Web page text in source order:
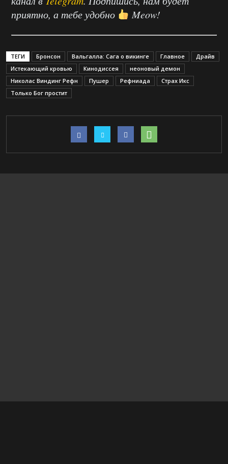
приятно, а тебе удобно
Meow!
ТЕГИ Бронсон Вальгалла: Сага о викинге Главное
Драйв
Истекающий кровью
Кинодиссея
неоновый демон
Николас Виндинг Рефн
Пушер Рефниада
Страх Икс
Только Бог простит